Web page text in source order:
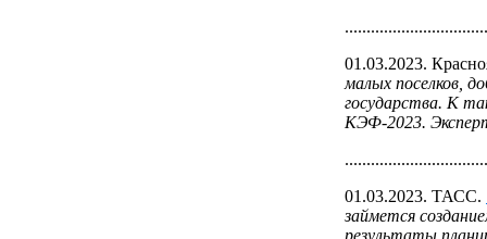
01.03.2023.
малых поселков,
государства. К
КЭФ-2023.
01.03.2023. ТАСС.
займется
результаты